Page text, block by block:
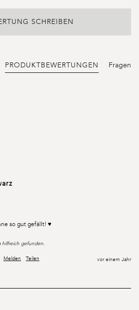
SCHREIBEN
PRODUKTBEWERTUNGEN Fragen
so gut gefällt! ♥️
hilfreich gefunden.
Melden Teilen vor einem Jahr